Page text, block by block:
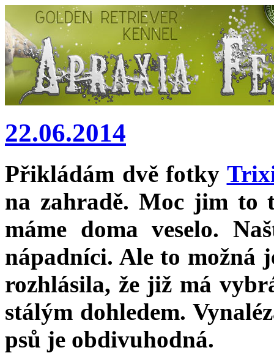
22.06.2014
Přikládám dvě fotky
na zahradě. Moc jim to
máme doma veselo.
nápadníci. Ale to možná
rozhlásila, že již má
stálým dohledem.
psů je obdivuhodná.